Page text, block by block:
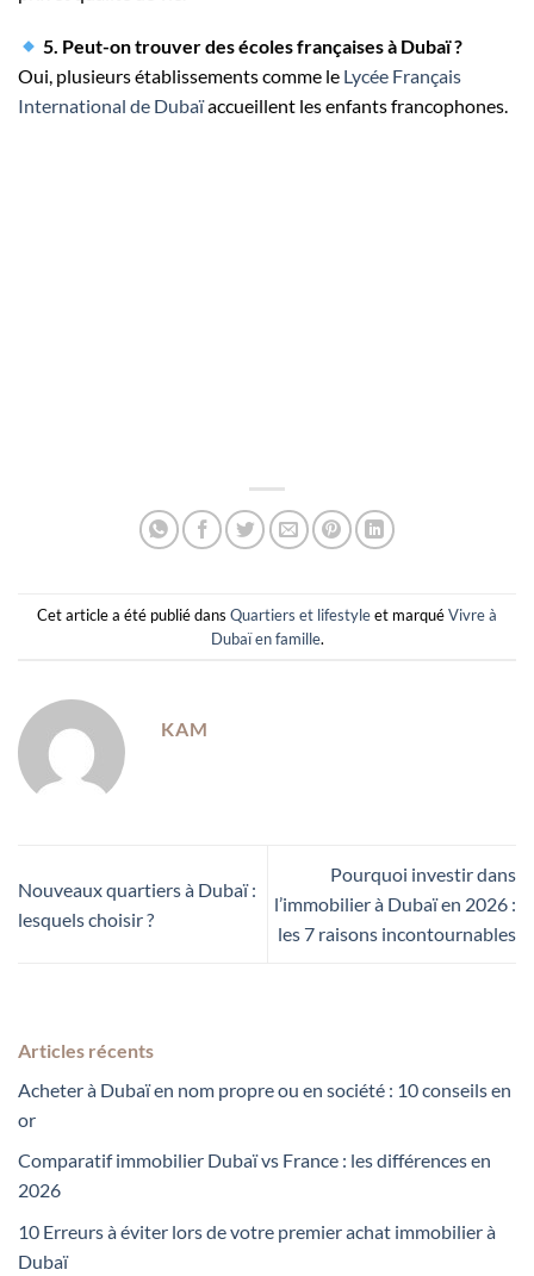
5. Peut-on trouver des écoles françaises à Dubaï ?
Oui, plusieurs établissements comme le Lycée Français
International de Dubaïaccueillent les enfants francophones.
Cet article a été publié dans Quartiers et lifestyleet marquéVivre à
Dubaï en famille.
KAM
Nouveaux quartiers à Dubaï :
lesquels choisir ?
Pourquoi investir dans
l’immobilier à Dubaï en 2026 :
les 7 raisons incontournables
Articles récents
Acheter à Dubaï en nom propre ou en société : 10 conseils en
or
Comparatif immobilier Dubaï vs France : les différences en
2026
10 Erreurs à éviter lors de votre premier achat immobilier à
Dubaï